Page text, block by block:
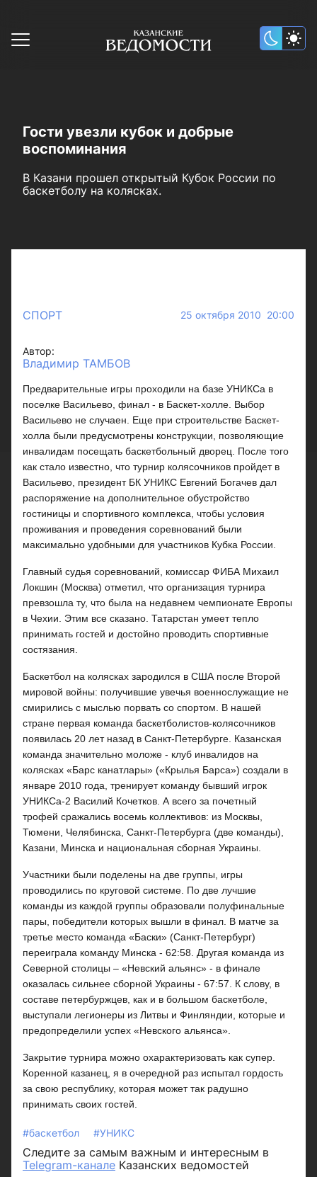
Гости увезли кубок и добрые
воспоминания
В Казани прошел открытый Кубок России по
баскетболу на колясках.
СПОРТ 25 октября 2010 20:00
Автор:
Владимир ТАМБОВ
Предварительные игры проходили на базе УНИКСа в
поселке Васильево, финал - в Баскет-холле. Выбор
Васильево не случаен. Еще при строительстве Баскет-
холла были предусмотрены конструкции, позволяющие
инвалидам посещать баскетбольный дворец. После того
как стало известно, что турнир колясочников пройдет в
Васильево, президент БК УНИКС Евгений Богачев дал
распоряжение на дополнительное обустройство
гостиницы и спортивного комплекса, чтобы условия
проживания и проведения соревнований были
максимально удобными для участников Кубка России.
Главный судья соревнований, комиссар ФИБА Михаил
Локшин (Москва) отметил, что организация турнира
превзошла ту, что была на недавнем чемпионате Европы
в Чехии. Этим все сказано. Татарстан умеет тепло
принимать гостей и достойно проводить спортивные
состязания.
Баскетбол на колясках зародился в США после Второй
мировой войны: получившие увечья военнослужащие не
смирились с мыслью порвать со спортом. В нашей
стране первая команда баскетболистов-колясочников
появилась 20 лет назад в Санкт-Петербурге. Казанская
команда значительно моложе - клуб инвалидов на
колясках «Барс канатлары» («Крылья Барса») создали в
январе 2010 года, тренирует команду бывший игрок
УНИКСа-2 Василий Кочетков. А всего за почетный
трофей сражались восемь коллективов: из Москвы,
Тюмени, Челябинска, Санкт-Петербурга (две команды),
Казани, Минска и национальная сборная Украины.
Участники были поделены на две группы, игры
проводились по круговой системе. По две лучшие
команды из каждой группы образовали полуфинальные
пары, победители которых вышли в финал. В матче за
третье место команда «Баски» (Санкт-Петербург)
переиграла команду Минска - 62:58. Другая команда из
Северной столицы – «Невский альянс» - в финале
оказалась сильнее сборной Украины - 67:57. К слову, в
составе петербуржцев, как и в большом баскетболе,
выступали легионеры из Литвы и Финляндии, которые и
предопределили успех «Невского альянса».
Закрытие турнира можно охарактеризовать как супер.
Коренной казанец, я в очередной раз испытал гордость
за свою республику, которая может так радушно
принимать своих гостей.
#баскетбол #УНИКС
Следите за самым важным и интересным в
Telegram-канале Казанских ведомостей